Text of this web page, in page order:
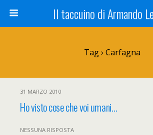
Il taccuino di Armando
Tag › Carfagna
31 MARZO 2010
Ho visto cose che voi umani…
NESSUNA RISPOSTA